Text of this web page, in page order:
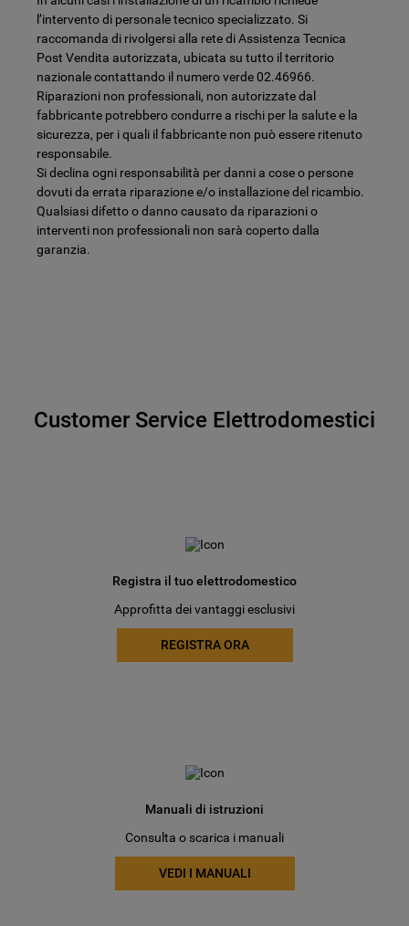
l’intervento di personale tecnico specializzato. Si
raccomanda di rivolgersi alla rete di Assistenza Tecnica
Post Vendita autorizzata, ubicata su tutto il territorio
nazionale contattando il numero verde 02.46966.
Riparazioni non professionali, non autorizzate dal
fabbricante potrebbero condurre a rischi per la salute e la
sicurezza, per i quali il fabbricante non può essere ritenuto
responsabile.
Si declina ogni responsabilità per danni a cose o persone
dovuti da errata riparazione e/o installazione del ricambio.
Qualsiasi difetto o danno causato da riparazioni o
interventi non professionali non sarà coperto dalla
garanzia.
Customer Service Elettrodomestici
Registra il tuo elettrodomestico
Approfitta dei vantaggi esclusivi
REGISTRA ORA
Manuali di istruzioni
Consulta o scarica i manuali
VEDI I MANUALI